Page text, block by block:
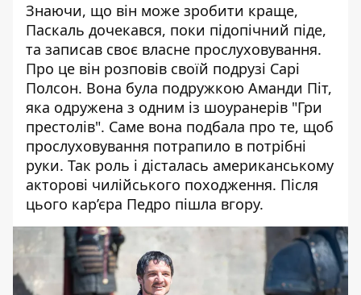
Знаючи, що він може зробити краще,
Паскаль дочекався, поки підопічний піде,
та записав своє власне прослуховування.
Про це він розповів своїй подрузі Сарі
Полсон. Вона була подружкою Аманди Піт,
яка одружена з одним із шоуранерів "Гри
престолів". Саме вона подбала про те, щоб
прослуховування потрапило в потрібні
руки. Так роль і дісталась американському
акторові чилійського походження. Після
цього кар’єра Педро пішла вгору.